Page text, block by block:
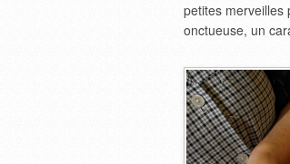
petites merveilles
onctueuse, un